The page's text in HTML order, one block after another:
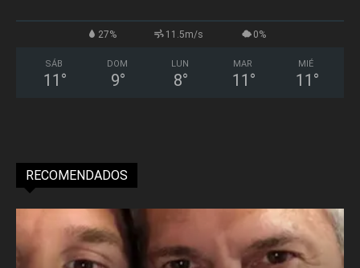
27% 11.5m/s 0%
SÁB
11 °
DOM
9°
LUN
8°
MAR
11 °
MIÉ
11 °
RECOMENDADOS